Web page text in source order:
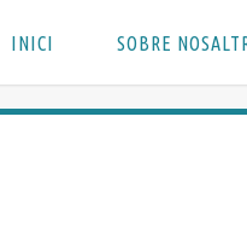
INICI SOBRE